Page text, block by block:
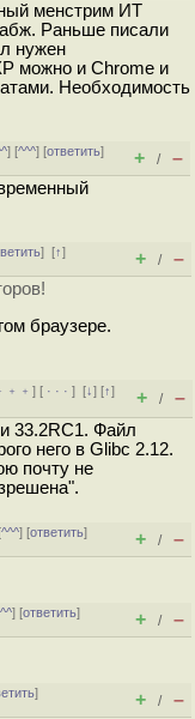
менстрим ИТ
Раньше писали
нужен
можно и Chrome и
Необходимость
] [^^^] [ответить]
+ / –
][↑]
+ / –
браузере.
] [ · · ·][↓] [↑]
+ / –
33.2RC1. Файл
него в Glibc 2.12.
почту не
^^^] [ответить]
+ / –
] [ответить]
+ / –
]
+ / –